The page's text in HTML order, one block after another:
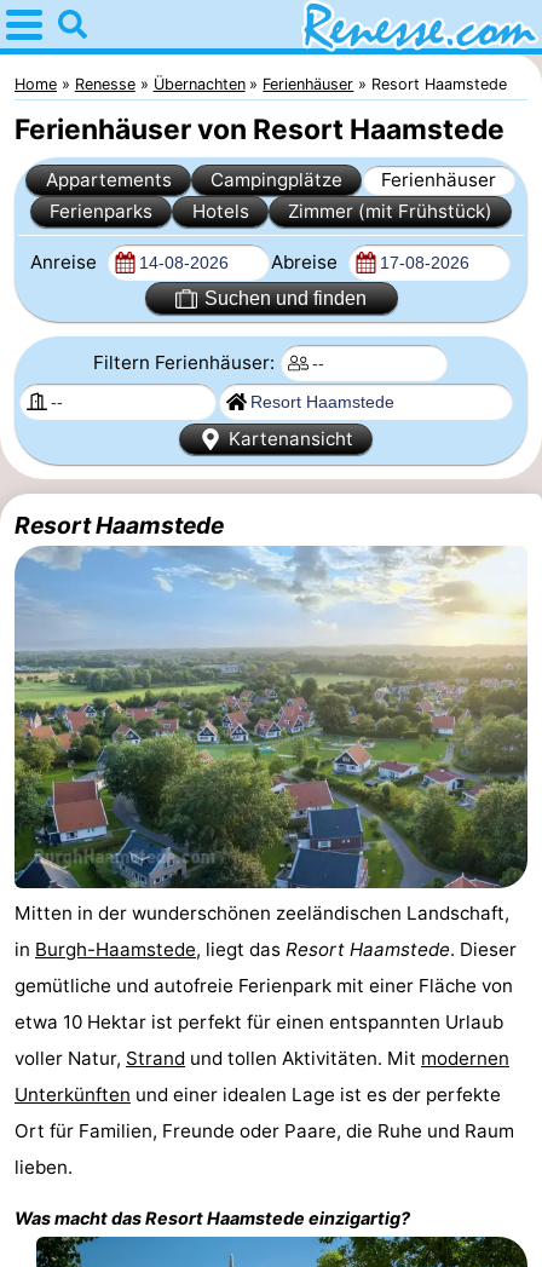
Home
Renesse
Tipps
Für
Übernachten
Appartements
-
Port
Greve
-
Zeeuwse
Kust
Campingplätze
Ferienhäuser
-
De
Oase
-
Duinoord
-
Ginsterveld
-
Julianahoeve
Port
-
Zélande
Resort
-
't
Hof
Schouwen
-
Schouwse
-
Home Renesse Übernachten Ferienhäuser Resort Haamstede
Ferienhäuser von Resort Haamstede
Appartements Campingplätze
Ferienhäuser
Ferienparks
Hotels Zimmer (mit Frühstück)
Anreise Abreise
Suchen und finden
Filtern Ferienhäuser:
Kartenansicht
Resort Haamstede
Mitten in der wunderschönen zeeländischen Landschaft,
in Burgh-Haamstede, liegt das Resort Haamstede. Dieser
gemütliche und autofreie Ferienpark mit einer Fläche von
etwa 10 Hektar ist perfekt für einen entspannten Urlaub
voller Natur, Strand und tollen Aktivitäten. Mit modernen
Unterkünften und einer idealen Lage ist es der perfekte
Ort für Familien, Freunde oder Paare, die Ruhe und Raum
lieben.
Was macht dasResort Haamstede einzigartig?